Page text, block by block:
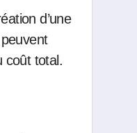
d’une
coût total.